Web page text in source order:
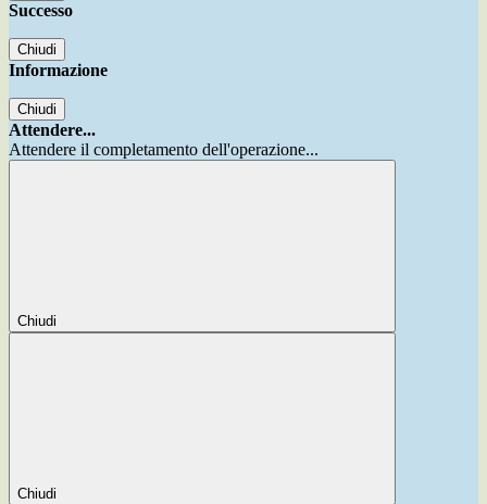
Successo
Chiudi
Informazione
Chiudi
Attendere...
Attendere il completamento dell'operazione...
Chiudi
Chiudi